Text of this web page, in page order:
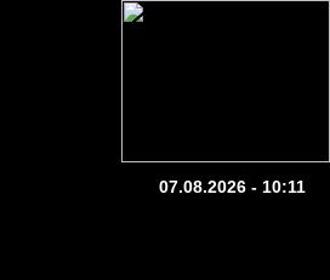
07.08.2026 - 10:11